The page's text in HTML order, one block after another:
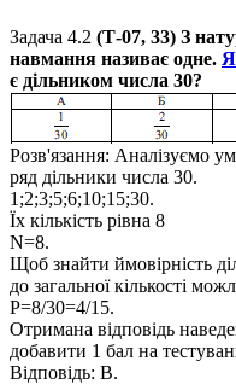
Задача 4.2 (Т-07, 33) З
навмання називає одне.
є дільником числа 30?
Розв'язання: Аналізуємо
ряд дільники числа 30.
1;2;3;5;6;10;15;30.
Їх кількість рівна 8
N=8.
Щоб знайти ймовірність
до загальної кількості
P=8/30=4/15.
Отримана відповідь
добавити 1 бал на
Відповідь: В.